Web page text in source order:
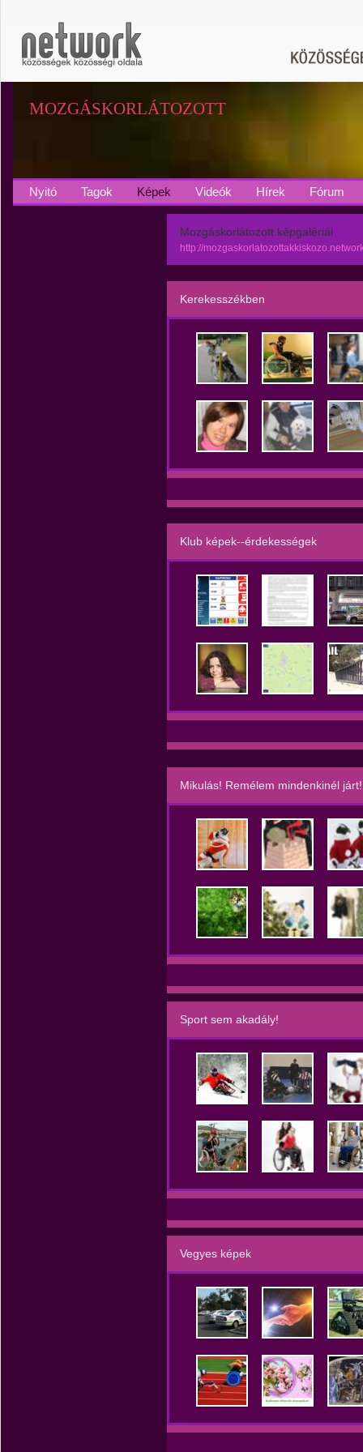
MOZGÁSKORLÁTOZOTT
Nyitó Tagok Képek Videók Hírek Fórum
Mozgáskorlátozott képgalériái
http://
Kerekesszékben
Klub képek--érdekességek
Mikulás! Remélem mindenkinél járt!
Sport sem akadály!
Vegyes képek